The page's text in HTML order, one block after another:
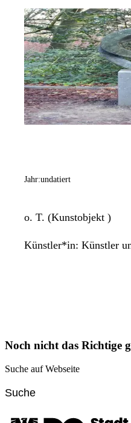
Jahr:undatiert
o. T. (Kunstobjekt )
Künstler*in: Künstler
Noch nicht das Richtige
Suche auf Webseite